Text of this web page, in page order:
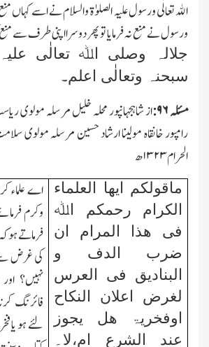
اﷲ تعالٰی ورسول علیہ الصلوٰۃ والسلام نے اسے کہاں
ورسول نے منع نہ فرمایا تو پھر دوسرا اپنی طرف سے
جلالہ وصلی اﷲ تعالٰی
سبحنہ وتعالٰی اعلم۔
مسئلہ۹۶:از شاہجہانپور محلہ خلیل مرسلہ مولوی
رامپور خانقاہ مولینا ارشاد حسینمرسلہ مولوی
الحرام۱۳۲۳ھ
ماقولکم ایھا العلماء
الکرام رحمکم اﷲ
فی ھذا المرام ان
ضرب الدف و
البنادیق فی العرس
لغرض اعلان النکاح
اوفخریۃ ھل یجوز
عند الشرع ام،لا۔
اے علماء
وکرم
فرماتے ہو
کی غرض
نہیں؟
فائرنگ
لئے ہو یا